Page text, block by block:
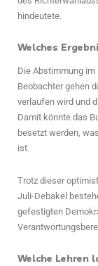
hindeutete.
Welches
Die Abstimmung
Beobachter gehen
verlaufen wird und
Damit könnte das
besetzt werden,
ist.
Trotz dieser
Juli-Debakel
gefestigten
Welche Lehren